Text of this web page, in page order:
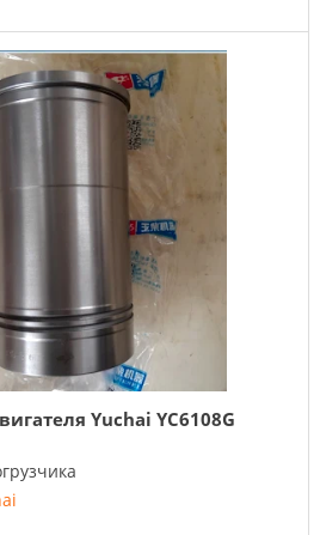
Yuchai YC6108G